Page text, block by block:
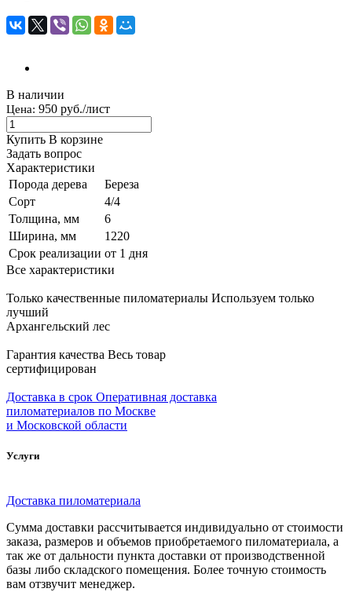
В наличии
Цена: 950 руб./лист
Купить В корзине
Задать вопрос
Характеристики
Порода дерева
Береза
Сорт
4/4
Толщина, мм
6
Ширина, мм
1220
Срок реализации от 1 дня
Все характеристики
Только качественные пиломатериалы Используем только
лучший
Архангельский лес
Гарантия качества Весь товар
сертифицирован
Доставка в срок Оперативная доставка
пиломатериалов по Москве
и Московской области
Услуги
Доставка пиломатериала
Сумма доставки рассчитывается индивидуально от стоимости
заказа, размеров и объемов приобретаемого пиломатериала, а
так же от дальности пункта доставки от производственной
базы либо складского помещения. Более точную стоимость
вам отзвучит менеджер.